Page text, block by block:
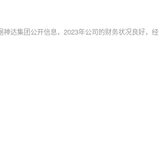
达集团公开信息，2023年公司的财务状况良好，